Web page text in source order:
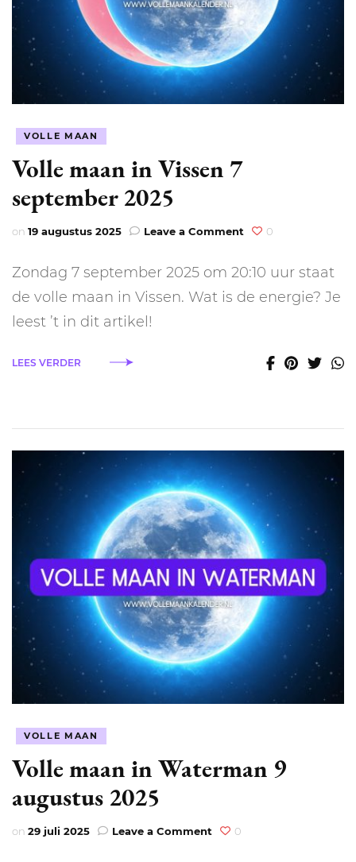
VOLLE MAAN
Volle maan in Vissen 7
september 2025
on 19 augustus 2025 Leave a Comment on
in
Vissen
0
Zondag 7 september 2025 om 20:10 uur staat
de volle maan in Vissen. Wat is de energie? Je
leest ’t in dit artikel!
LEES VERDER
VOLLE MAAN
Volle maan in Waterman 9
augustus 2025
on 29 juli 2025 Leave a Comment on
0